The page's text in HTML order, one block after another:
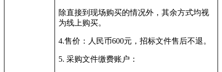
除直接到现场购买的情况外，其余方式均视
为线上购买。
4.售价：人民币600元，招标文件售后不退。
5. 采购文件缴费账户：